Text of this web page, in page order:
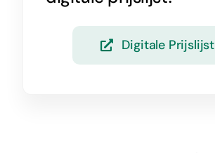
Digitale Prijslijst